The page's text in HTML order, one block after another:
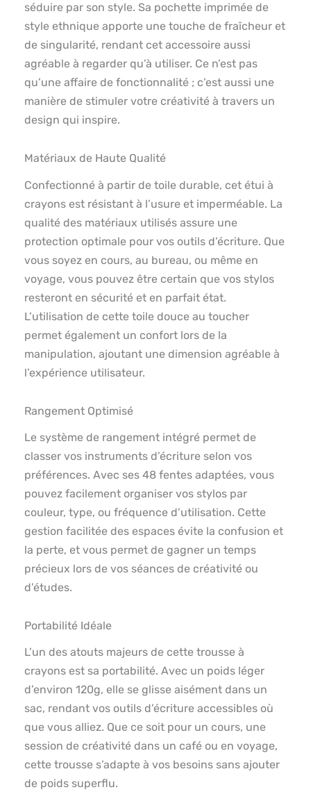
séduire par son style. Sa pochette imprimée de
style ethnique apporte une touche de fraîcheur et
de singularité, rendant cet accessoire aussi
agréable à regarder qu’à utiliser. Ce n’est pas
qu’une affaire de fonctionnalité ; c’est aussi une
manière de stimuler votre créativité à travers un
design qui inspire.
Matériaux de Haute Qualité
Confectionné à partir de toile durable, cet étui à
crayons est résistant à l’usure et imperméable. La
qualité des matériaux utilisés assure une
protection optimale pour vos outils d’écriture. Que
vous soyez en cours, au bureau, ou même en
voyage, vous pouvez être certain que vos stylos
resteront en sécurité et en parfait état.
L’utilisation de cette toile douce au toucher
permet également un confort lors de la
manipulation, ajoutant une dimension agréable à
l’expérience utilisateur.
Rangement Optimisé
Le système de rangement intégré permet de
classer vos instruments d’écriture selon vos
préférences. Avec ses 48 fentes adaptées, vous
pouvez facilement organiser vos stylos par
couleur, type, ou fréquence d’utilisation. Cette
gestion facilitée des espaces évite la confusion et
la perte, et vous permet de gagner un temps
précieux lors de vos séances de créativité ou
d’études.
Portabilité Idéale
L’un des atouts majeurs de cette trousse à
crayons est sa portabilité. Avec un poids léger
d’environ 120g, elle se glisse aisément dans un
sac, rendant vos outils d’écriture accessibles où
que vous alliez. Que ce soit pour un cours, une
session de créativité dans un café ou en voyage,
cette trousse s’adapte à vos besoins sans ajouter
de poids superflu.